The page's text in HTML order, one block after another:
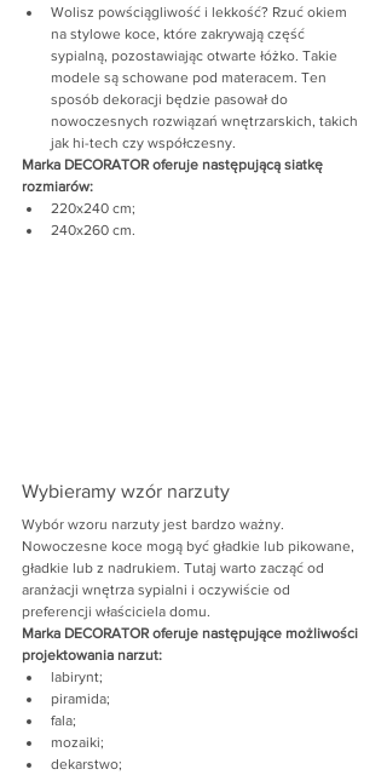
Wolisz powściągliwość i lekkość? Rzuć okiem
na stylowe koce, które zakrywają część
sypialną, pozostawiając otwarte łóżko. Takie
modele są schowane pod materacem. Ten
sposób dekoracji będzie pasował do
nowoczesnych rozwiązań wnętrzarskich, takich
jak hi-tech czy współczesny.
Marka DECORATOR oferuje następującą siatkę
rozmiarów:
220x240 cm;
240x260 cm.
Wybieramy wzór narzuty
Wybór wzoru narzuty jest bardzo ważny.
Nowoczesne koce mogą być gładkie lub pikowane,
gładkie lub z nadrukiem. Tutaj warto zacząć od
aranżacji wnętrza sypialni i oczywiście od
preferencji właściciela domu.
Marka DECORATOR oferuje następujące możliwości
projektowania narzut:
labirynt;
piramida;
fala;
mozaiki;
dekarstwo;